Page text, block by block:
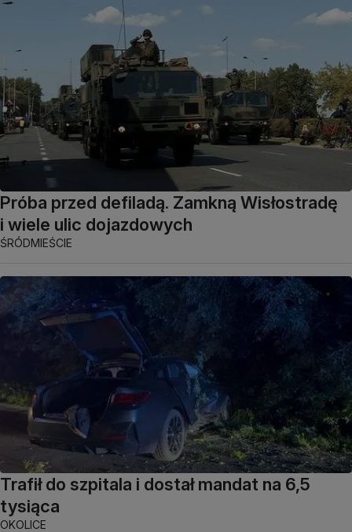
Próba przed defiladą. Zamkną Wisłostradę
i wiele ulic dojazdowych
ŚRÓDMIEŚCIE
Trafił do szpitala i dostał mandat na 6,5
tysiąca
OKOLICE